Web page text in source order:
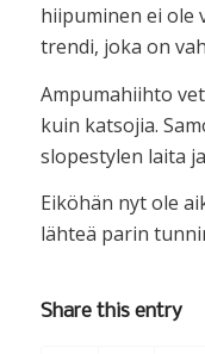
hiipuminen ei ole
trendi, joka on
Ampumahiihto
kuin katsojia.
slopestylen laita
Eiköhän nyt ole
lähteä parin
Share this entry